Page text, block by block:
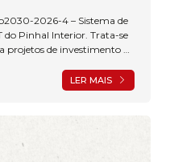
2026-4 – Sistema de
do Pinhal Interior. Trata-se
de investimento de
Integrada de Base
contribuam para a
LER MAIS